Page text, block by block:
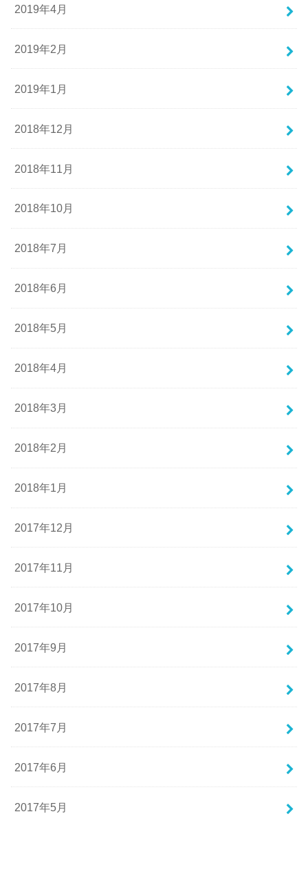
2019年4月
2019年2月
2019年1月
2018年12月
2018年11月
2018年10月
2018年7月
2018年6月
2018年5月
2018年4月
2018年3月
2018年2月
2018年1月
2017年12月
2017年11月
2017年10月
2017年9月
2017年8月
2017年7月
2017年6月
2017年5月